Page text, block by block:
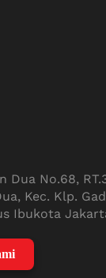
Dua No.68,
Kec. Klp.
Ibukota